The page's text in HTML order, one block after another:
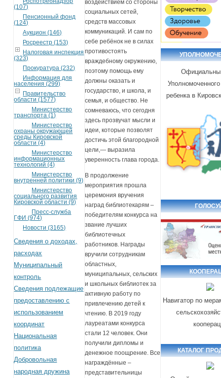
(107)
Пенсионный фонд
(124)
Аукцион (146)
Росреестр (153)
Налоговая инспекция
(323)
Прокуратура (232)
Информация для
населения (299)
Правительство
области (1577)
Министерство
транспорта (1)
Министерство
охраны окружающей
среды Кировской
области (4)
Министерство
информационных
технологий (4)
Министерство
внутренней политики (9)
Министерство
социального развития
Кировской области (9)
Пресс-служба
ГФИ (974)
Новости (3165)
Сведения о доходах,
расходах
Муниципальный
контроль
Сведения подлежащие
предоставлению с
использованием
координат
Национальная
политика
Добровольная
народная дружина
воздействием со стороны
социальных сетей,
средств массовых
коммуникаций. И сам по
себе ребёнок не в силах
противостоять
враждебному окружению,
поэтому помощь ему
должны оказать и
государство, и школа, и
семья, и общество. Не
сомневаюсь, что сегодня
здесь прозвучат мысли и
идеи, которые позволят
достичь этой благородной
цели,— выразила
уверенность глава города.
В продолжение
мероприятия прошла
церемония вручения
наград библиотекарям –
победителям конкурса на
звание лучших
библиотечных
работников. Награды
вручили сотрудникам
областных,
муниципальных, сельских
и школьных библиотек за
активную работу по
привлечению детей к
чтению. В 2019 году
лауреатами конкурса
стали 12 человек. Они
получили дипломы и
денежное поощрение. Все
награждённые –
представительницы
ребенка в
Навигатор по
КАТАЛОГ